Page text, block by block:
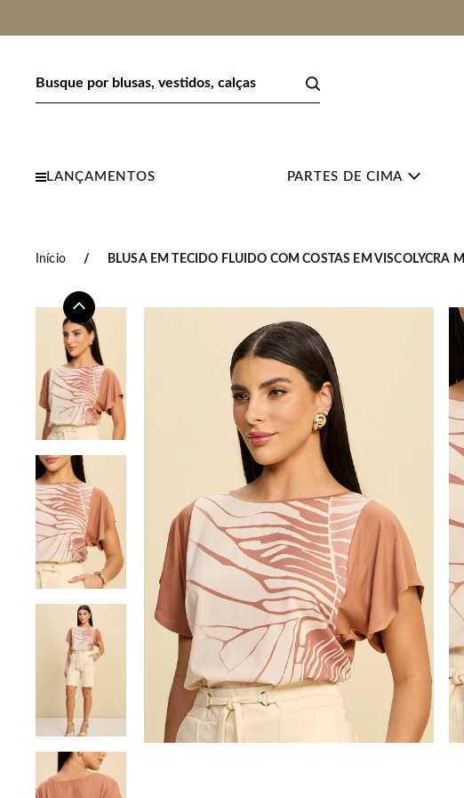
LANÇAMENTOS PARTES DE CIMA
Início BLUSA EM TECIDO FLUIDO COM COSTAS EM VISCOLYCRA MI